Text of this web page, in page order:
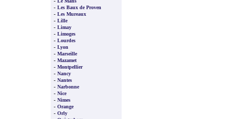
- Les Baux de Proven
- Les Mureaux
- Lille
- Limay
- Limoges
- Lourdes
- Lyon
- Marseille
- Mazamet
- Montpellier
- Nancy
- Nantes
- Narbonne
- Nice
- Nimes
- Orange
- Orly